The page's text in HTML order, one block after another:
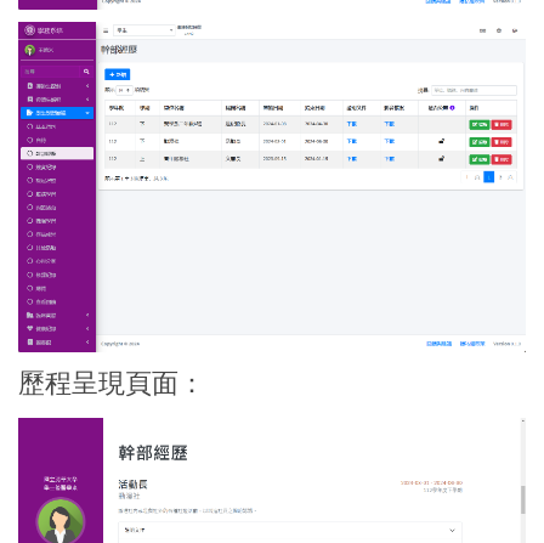
歷程呈現頁面：